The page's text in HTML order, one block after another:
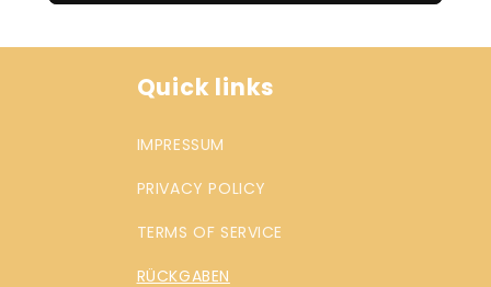
Quick links
IMPRESSUM
PRIVACY POLICY
TERMS OF SERVICE
RÜCKGABEN